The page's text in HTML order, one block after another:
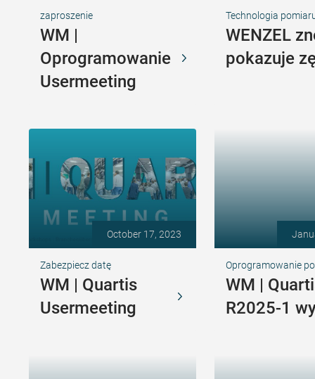
zaproszenie
WM |
Oprogramowanie
Usermeeting
Technologia
WENZEL
pokazuje
October 17, 2023
Zabezpiecz datę
WM | Quartis
Usermeeting
Oprogramowanie
WM |
R2025-1